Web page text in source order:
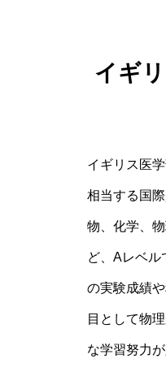
イギ
イギリス医
相当する国
物、化学、
ど、Aレベ
の実験成績
目として物
な学習努力